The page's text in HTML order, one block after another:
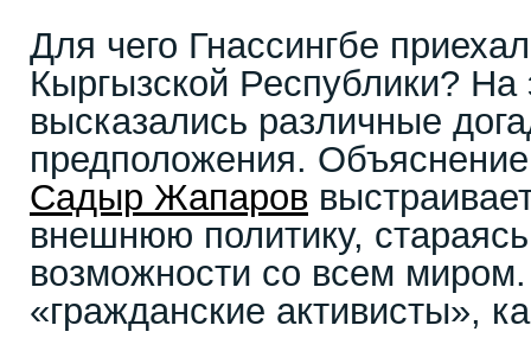
Для чего Гнассингбе
Кыргызской Республики? На
высказались различные
предположения.
Садыр Жапаров
внешнюю политику,
возможности со всем
«гражданские активисты»,